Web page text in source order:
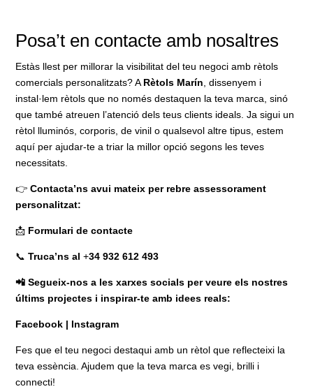
Posa’t en contacte amb nosaltres
Estàs llest per millorar la visibilitat del teu negoci amb rètols
comercials personalitzats? A Rètols Marín , dissenyem i
instal·lem rètols que no només destaquen la teva marca, sinó
que també atreuen l’atenció dels teus clients ideals. Ja sigui un
rètol lluminós, corporis, de vinil o qualsevol altre tipus, estem
aquí per ajudar-te a triar la millor opció segons les teves
necessitats.
👉Contacta’ns avui mateix per rebre assessorament
personalitzat:
📩 Formulari de contacte
📞 Truca’ns al +34 932 612 493
📲 Segueix-nos a les xarxes socials per veure els nostres
últims projectes i inspirar-te amb idees reals:
Facebook | Instagram
Fes que el teu negoci destaqui amb un rètol que reflecteixi la
teva essència. Ajudem que la teva marca es vegi, brilli i
connecti!